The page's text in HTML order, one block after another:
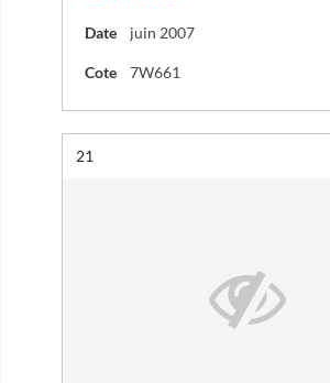
Date juin 2007
Cote 7W661
Résultat n°
21